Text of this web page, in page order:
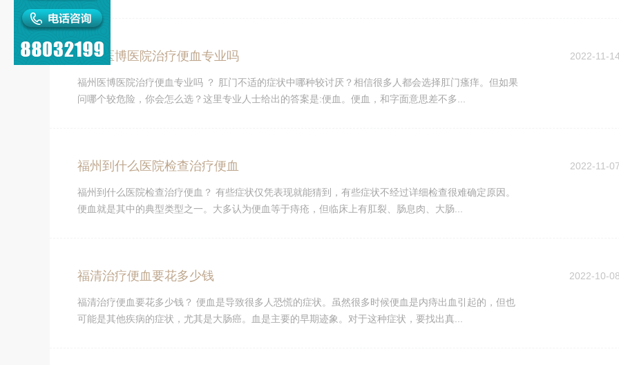
肛门潮湿治疗
福州医博医院治疗便血专业吗 2022-11-
福州医博医院治疗便血专业吗 ？ 肛门不适的症状中哪种较讨厌？相信很多人都会选择肛门瘙痒。但如果
问哪个较危险，你会怎么选？这里专业人士给出的答案是:便血。便血，和字面意思差不多...
福州到什么医院检查治疗便血 2022-11-
福州到什么医院检查治疗便血？ 有些症状仅凭表现就能猜到，有些症状不经过详细检查很难确定原因。
便血就是其中的典型类型之一。大多认为便血等于痔疮，但临床上有肛裂、肠息肉、大肠...
福清治疗便血要花多少钱 2022-10-
福清治疗便血要花多少钱？ 便血是导致很多人恐慌的症状。虽然很多时候便血是内痔出血引起的，但也
可能是其他疾病的症状，尤其是大肠癌。血是主要的早期迹象。对于这种症状，要找出真...